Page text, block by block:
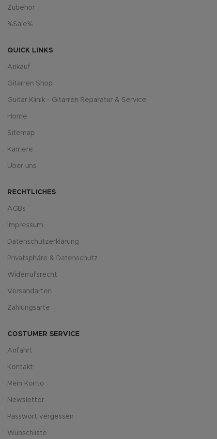
Zubehör
%Sale%
QUICK LINKS
Ankauf
Gitarren Shop
Guitar Klinik - Gitarren Reparatur & Service
Home
Sitemap
Karriere
Über uns
RECHTLICHES
AGBs
Impressum
Datenschutzerklärung
Privatsphäre & Datenschutz
Widerrufsrecht
Versandarten
Zahlungsarte
COSTUMER SERVICE
Anfahrt
Kontakt
Mein Konto
Newsletter
Passwort vergessen
Wunschliste